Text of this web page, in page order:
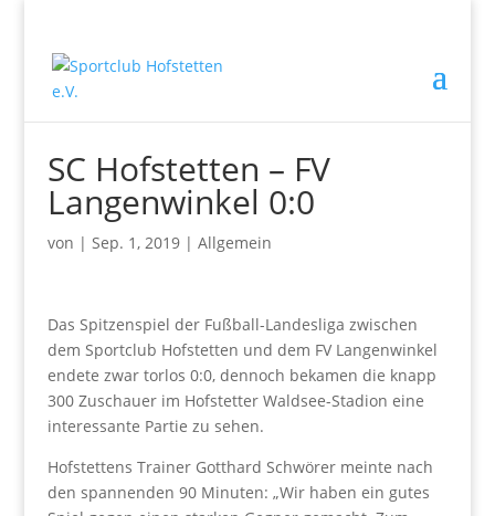
SC Hofstetten – FV
Langenwinkel 0:0
von | Sep. 1, 2019| Allgemein
Das Spitzenspiel der Fußball-Landesliga zwischen
dem Sportclub Hofstetten und dem FV Langenwinkel
endete zwar torlos 0:0, dennoch bekamen die knapp
300 Zuschauer im Hofstetter Waldsee-Stadion eine
interessante Partie zu sehen.
Hofstettens Trainer Gotthard Schwörer meinte nach
den spannenden 90 Minuten: „Wir haben ein gutes